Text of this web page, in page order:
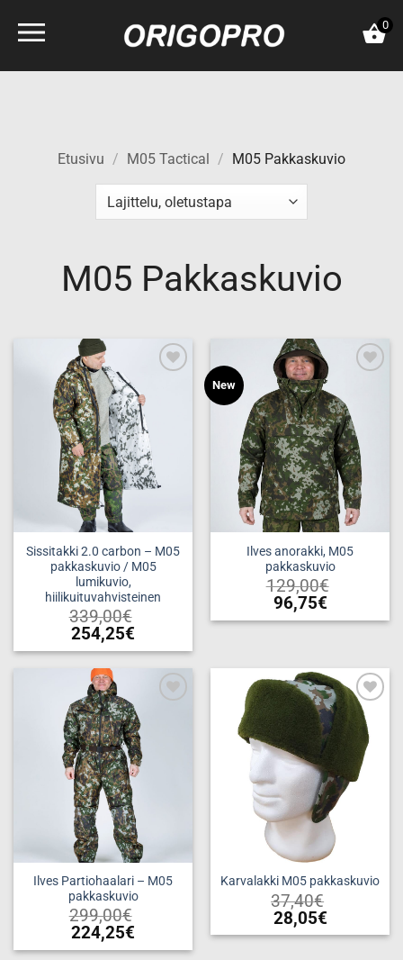
0
Etusivu / M05 Tactical / M05 Pakkaskuvio
M05 Pakkaskuvio
Sissitakki 2.0 carbon – M05
pakkaskuvio / M05
lumikuvio,
hiilikuituvahvisteinen
339,00€
254,25€
Tällä
tuotteella
on
useampi
muunnelma.
Voit
tehdä
valinnat
tuotteen
sivulla.
New
Ilves anorakki, M05
pakkaskuvio
129,00€
96,75€
Tällä
useampi
muunnelma.
Voit
tehdä
valinnat
tuotteen
sivulla.
Ilves Partiohaalari – M05
pakkaskuvio
299,00€
224,25€
Tällä
Add to
wishlist
Karvalakki M05 pakkaskuvio
37,40€
28,05€
Tällä